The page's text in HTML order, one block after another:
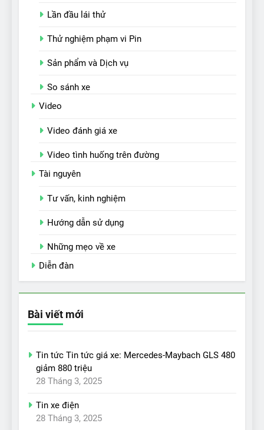
Lần đầu lái thử
Thử nghiệm phạm vi Pin
Sản phẩm và Dịch vụ
So sánh xe
Video
Video đánh giá xe
Video tình huống trên đường
Tài nguyên
Tư vấn, kinh nghiệm
Hướng dẫn sử dụng
Những mẹo về xe
Diễn đàn
Bài viết mới
Tin tức Tin tức giá xe: Mercedes-Maybach GLS 480
giảm 880 triệu
28 Tháng 3, 2025
Tin xe điện
28 Tháng 3, 2025